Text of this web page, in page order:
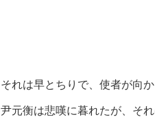
それは早とちりで、使者が向
尹元衡は悲嘆に暮れたが、そ